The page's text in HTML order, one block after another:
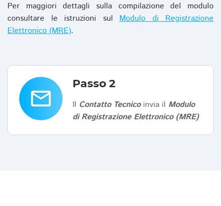
Per maggiori dettagli sulla compilazione del modulo
consultare le istruzioni sul Modulo di Registrazione
Elettronico (MRE).
email
Passo 2
Il Contatto Tecnicoinvia il Modulo
di Registrazione Elettronico (MRE)